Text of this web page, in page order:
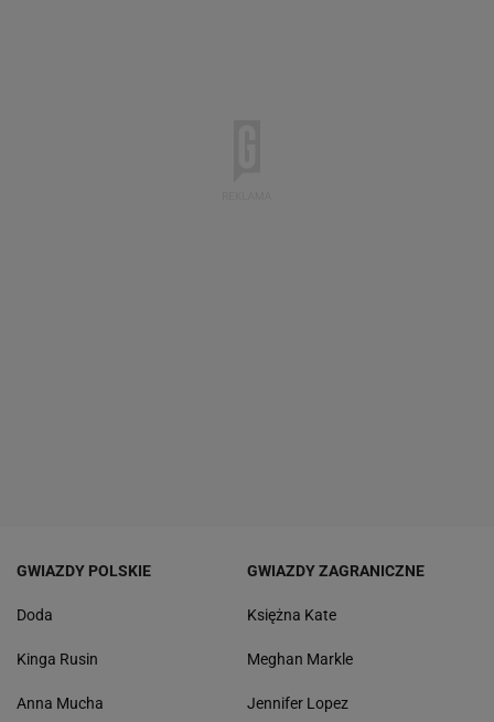
GWIAZDY POLSKIE
Doda
Kinga Rusin
Anna Mucha
GWIAZDY ZAGRANICZNE
Księżna Kate
Meghan Markle
Jennifer Lopez